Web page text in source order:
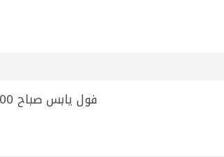
Dried Broad Beans Sabah 700g | فول يابس صباح 700غ